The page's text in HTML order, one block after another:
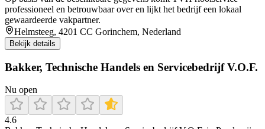
professioneel en betrouwbaar over en lijkt het bedrijf een lokaal
gewaardeerde vakpartner.
Helmsteeg, 4201 CC Gorinchem, Nederland
Bekijk details
Bakker, Technische Handels en Servicebedrijf V.O.F.
Nu open
4.6